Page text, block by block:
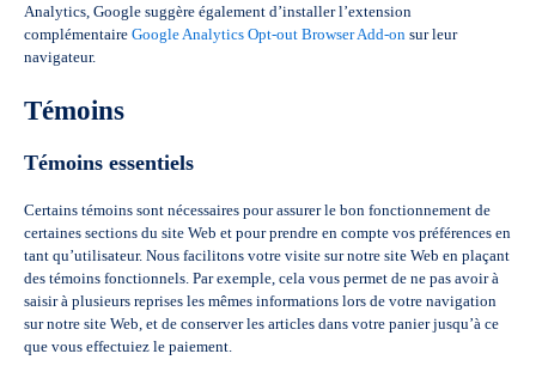
Analytics, Google suggère également d’installer l’extension
complémentaire Google Analytics Opt-out Browser Add-on sur leur
navigateur.
Témoins
Témoins essentiels
Certains témoins sont nécessaires pour assurer le bon fonctionnement de
certaines sections du site Web et pour prendre en compte vos préférences en
tant qu’utilisateur. Nous facilitons votre visite sur notre site Web en plaçant
des témoins fonctionnels. Par exemple, cela vous permet de ne pas avoir à
saisir à plusieurs reprises les mêmes informations lors de votre navigation
sur notre site Web, et de conserver les articles dans votre panier jusqu’à ce
que vous effectuiez le paiement.